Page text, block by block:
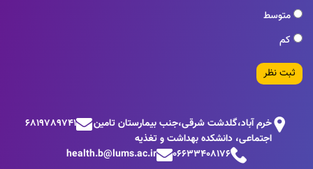
متوسط
کم
ثبت نظر
خرم آباد،گلدشت شرقی،جنب بيمارستان تامين
اجتماعی، دانشکده بهداشت و تغذیه
6819789741
06633408176
health.b@lums.ac.ir